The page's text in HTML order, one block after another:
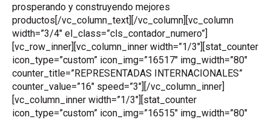
prosperando y construyendo mejores
productos[/vc_column_text][/vc_column][vc_column
width=”3/4″ el_class=”cls_contador_numero”]
[vc_row_inner][vc_column_inner width=”1/3″][stat_counter
icon_type=”custom” icon_img=”16517″ img_width=”80″
counter_title=”REPRESENTADAS INTERNACIONALES”
counter_value=”16″ speed=”3″][/vc_column_inner]
[vc_column_inner width=”1/3″][stat_counter
icon_type=”custom” icon_img=”16515″ img_width=”80″